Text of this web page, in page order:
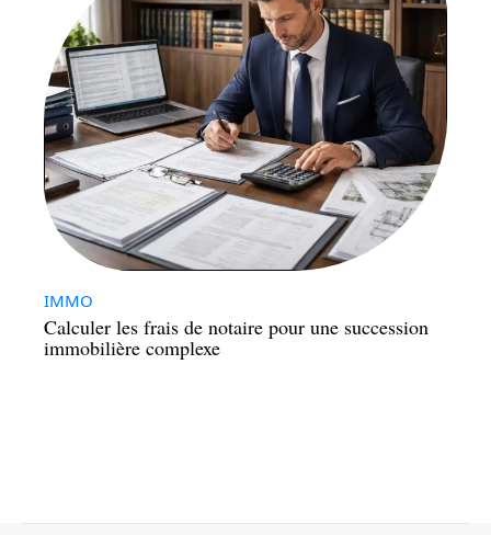
IMMO
Calculer les frais de notaire pour une succession
immobilière complexe